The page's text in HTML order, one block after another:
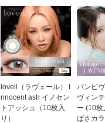
loveil（ラヴェール） I
nnocent ash イノセン
トアッシュ（10枚入
り）
バンビ
ヴィン
ー (10
ばさカ